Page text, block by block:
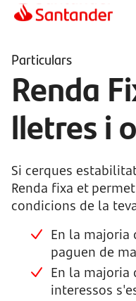
Particulars
Renda
lletres i
Si cerques
Renda fixa et
condicions de la
En la majoria
paguen de
En la majoria
interessos